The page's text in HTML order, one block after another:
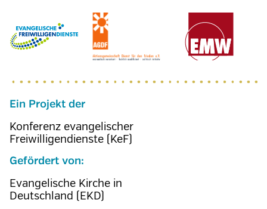
Ein Projekt der
Konferenz evangelischer
Freiwilligendienste (KeF)
Gefördert von:
Evangelische Kirche in
Deutschland (EKD)